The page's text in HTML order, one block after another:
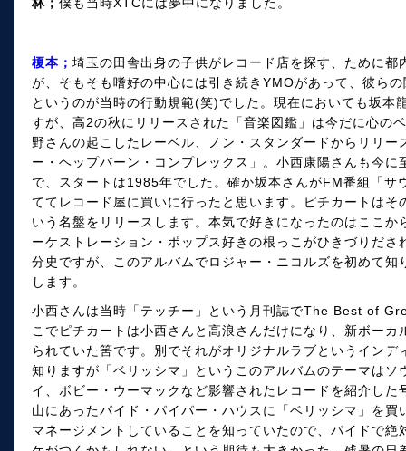
榎本； 埼玉の田舎出身の子供がレコード店を探す、ために
が、そもそも嗜好の中心には引き続きYMOがあって、彼ら
というのが当時の行動規範(笑)でした。現在においても坂本
すが、高2の秋にリリースされた「音楽図鑑」は今だに心の
野さんの起こしたレーベル、ノン・スタンダードからリリ
ー・ヘップバーン・コンプレックス」。小西康陽さんも今
で、スタートは1985年でした。確か坂本さんがFM番組「サ
ててレコード屋に買いに行ったと思います。ピチカートは
いう名盤をリリースします。本気で好きになったのはここ
ーケストレーション・ポップス好きの根っこがひきづりだ
分史ですが、このアルバムでロジャー・ニコルズを初めて
します。
小西さんは当時「テッチー」という月刊誌でThe Best of
こでピチカートは小西さんと高浪さんだけになり、新ボー
られていた筈です。別でそれがオリジナルラブというイン
知りますが「ベリッシマ」というこのアルバムのテーマは
イ、ボビー・ウーマックなど影響されたレコードを紹介し
山にあったパイド・パイパー・ハウスに「ベリッシマ」を
マネージメントしていることを知っていたので、パイドで